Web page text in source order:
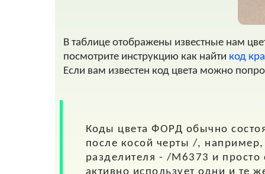
В таблице отображены известные нам
посмотрите инструкцию как найти код
Если вам известен код цвета можно
Коды цветаФОРД обычно
после косой черты /,
разделителя - /M6373 и просто